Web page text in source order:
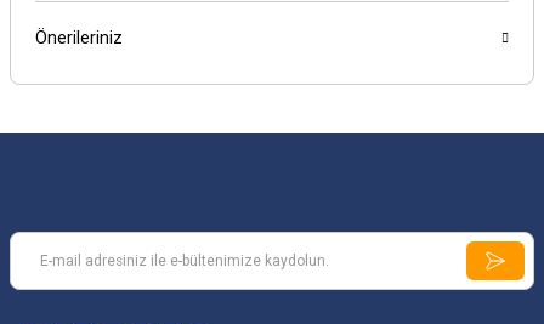
Önerileriniz